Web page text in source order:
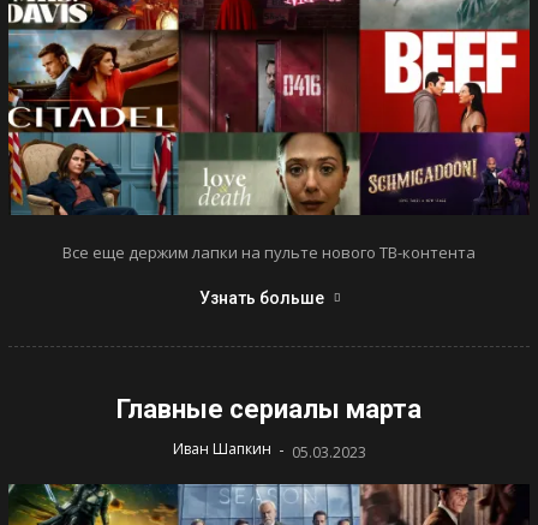
Все еще держим лапки на пульте нового ТВ-контента
Узнать больше
Главные сериалы марта
Иван Шапкин - 05.03.2023